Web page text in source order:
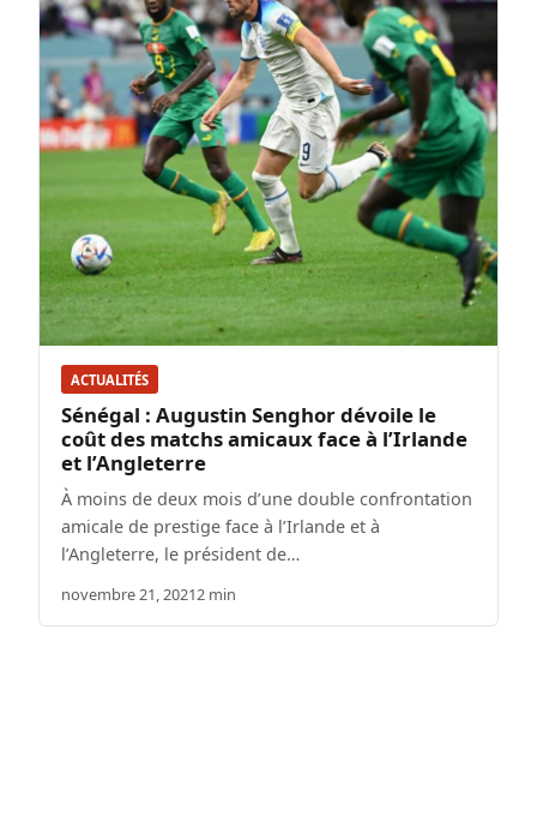
ACTUALITÉS
Sénégal : Augustin Senghor dévoile le
coût des matchs amicaux face à l’Irlande
et l’Angleterre
À moins de deux mois d’une double confrontation
amicale de prestige face à l’Irlande et à
l’Angleterre, le président de…
novembre 21, 20212 min